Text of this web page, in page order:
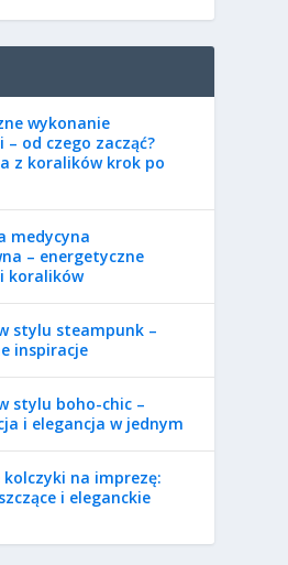
wykonanie
od czego zacząć?
z koralików krok po
medycyna
– energetyczne
koralików
stylu steampunk –
inspiracje
stylu boho-chic –
i elegancja w jednym
na imprezę:
i eleganckie